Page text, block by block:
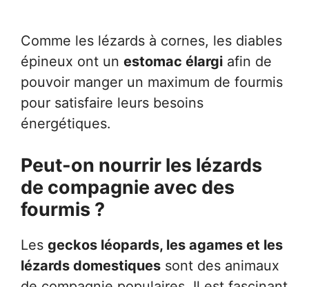
Comme les lézards à cornes, les diables
épineux ont un estomac élargi afin de
pouvoir manger un maximum de fourmis
pour satisfaire leurs besoins
énergétiques.
Peut-on nourrir les lézards
de compagnie avec des
fourmis ?
Les geckos léopards, les agames et les
lézards domestiques sont des animaux